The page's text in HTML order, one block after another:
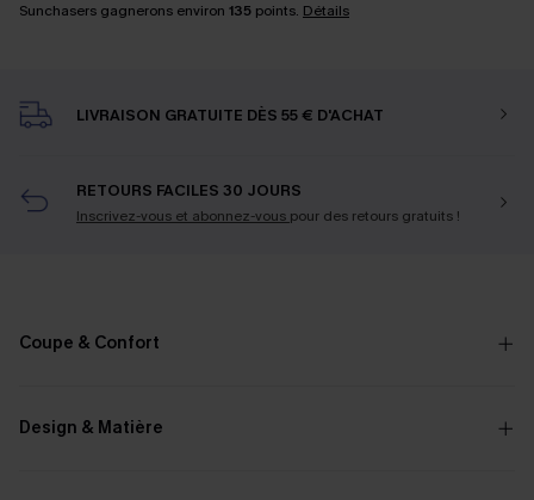
Sunchasers gagnerons environ 135 points. Détails
LIVRAISON GRATUITE DÈS 55 € D'ACHAT
RETOURS FACILES 30 JOURS
Inscrivez-vous et abonnez-vous pour des retours gratuits !
Coupe & Confort
Design & Matière